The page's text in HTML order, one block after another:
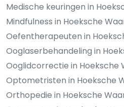
Medische keuringen in
Mindfulness in Hoeksche
Oefentherapeuten in
Ooglaserbehandeling in
Ooglidcorrectie in Hoeksche
Optometristen in Hoeksche
Orthopedie in Hoeksche